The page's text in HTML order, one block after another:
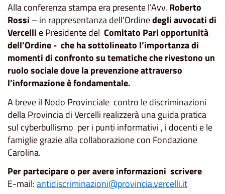
Alla conferenza stampa era presente l’Avv. Roberto
Rossi – in rappresentanza dell’Ordinedegli avvocati di
Vercelli e Presidente del Comitato Pari opportunità
dell’Ordine - che ha sottolineato l’importanza di
momenti di confronto su tematiche che rivestono un
ruolo sociale dove la prevenzione attraverso
l’informazione è fondamentale.
A breve il Nodo Provinciale contro le discriminazioni
della Provincia di Vercelli realizzerà una guida pratica
sul cyberbullismo per i punti informativi , i docenti e le
famiglie grazie alla collaborazione con Fondazione
Carolina.
Per partecipare o per avere informazioni scrivere
E-mail:antidiscriminazioni@provincia.vercelli.it